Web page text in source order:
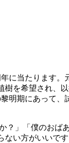
に当たります。
を希望され、
明期にあって、
？」「僕のおば
い方がいいで